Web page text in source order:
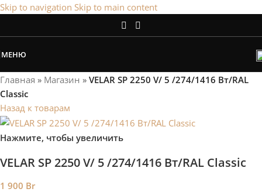
Skip to navigation Skip to main content
Сэкономим Ваше время на подбор
Рассчитаем мощность | Предложим от 3х вариантов | В
наличии и под заказ
Скидки от 5%
МЕНЮ
Главная » Магазин » VELAR SP 2250 V/ 5 /274/1416 Вт/RAL
Classic
Назад к товарам
Нажмите, чтобы увеличить
VELAR SP 2250 V/ 5 /274/1416 Вт/RAL Classic
1 900 Br